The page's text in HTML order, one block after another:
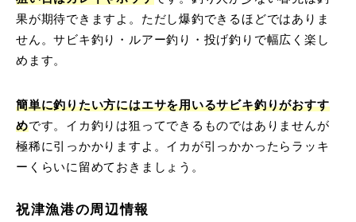
果が期待できますよ。ただし爆釣できるほどではありま
せん。サビキ釣り・ルアー釣り・投げ釣りで幅広く楽し
めます。
簡単に釣りたい方にはエサを用いるサビキ釣りがおすす
めです。イカ釣りは狙ってできるものではありませんが
極稀に引っかかりますよ。イカが引っかかったらラッキ
ーくらいに留めておきましょう。
祝津漁港の周辺情報